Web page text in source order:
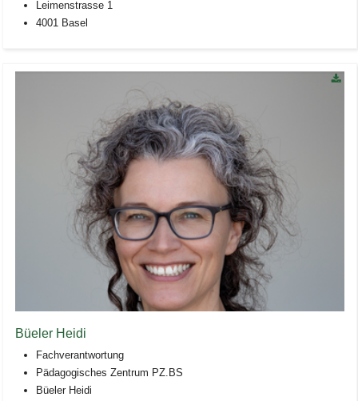
Leimenstrasse 1
4001 Basel
Büeler Heidi
Fachverantwortung
Pädagogisches Zentrum PZ.BS
Büeler Heidi